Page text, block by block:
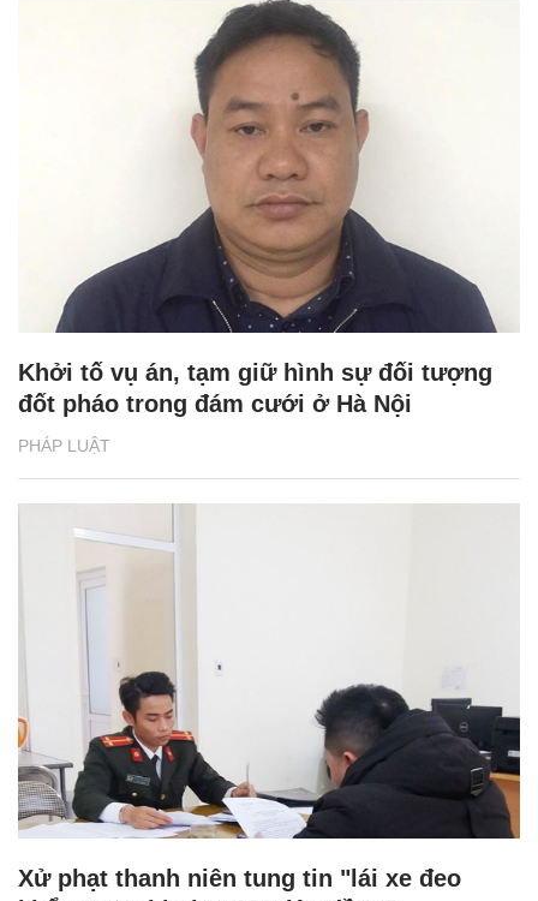
PHÁP LUẬT
Khởi tố vụ án, tạm giữ hình sự đối tượng
đốt pháo trong đám cưới ở Hà Nội
Xử phạt thanh niên tung tin "lái xe đeo